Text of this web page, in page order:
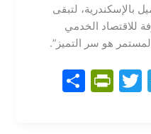
بالإسكندرية، لتبقى
للاقتصاد الخدمي
هو سر التميز”.
T
T
Pr